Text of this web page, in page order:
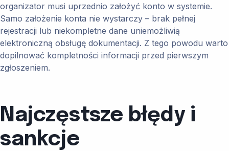
organizator musi uprzednio założyć konto w systemie.
Samo założenie konta nie wystarczy – brak pełnej
rejestracji lub niekompletne dane uniemożliwią
elektroniczną obsługę dokumentacji. Z tego powodu warto
dopilnować kompletności informacji przed pierwszym
zgłoszeniem.
Najczęstsze błędy i
sankcje